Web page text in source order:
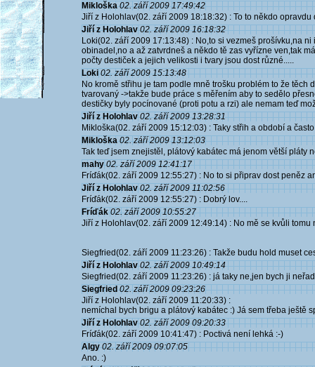
Mikloška 02. září 2009 17:49:42
Jiří z Holohlav(02. září 2009 18:18:32) : To to někdo
Jiří z Holohlav 02. září 2009 16:18:32
Loki(02. září 2009 17:13:48) : No,to si vezmeš prošívku,na
obinadel,no a až zatvrdneš a někdo tě zas vyřízne ven,tak
počty destiček a jejich velikosti i tvary jsou dost různé.....
Loki 02. září 2009 15:13:48
No kromě střihu je tam podle mně trošku problém to že těch
tvarovaný ->takže bude práce s měřením aby to sedělo
destičky byly pocínované (proti potu a rzi) ale nemam teď
Jiří z Holohlav 02. září 2009 13:28:31
Mikloška(02. září 2009 15:12:03) : Taky střih a období a
Mikloška 02. září 2009 13:12:03
Tak teď jsem znejistěl, plátový kabátec má jenom větší pláty
mahy 02. září 2009 12:41:17
Fríďák(02. září 2009 12:55:27) : No to si připrav dost peněz
Jiří z Holohlav 02. září 2009 11:02:56
Fríďák(02. září 2009 12:55:27) : Dobrý lov....
Fríďák 02. září 2009 10:55:27
Jiří z Holohlav(02. září 2009 12:49:14) : No mě se kvůli
Siegfried(02. září 2009 11:23:26) : Takže budu hold muset
Jiří z Holohlav 02. září 2009 10:49:14
Siegfried(02. září 2009 11:23:26) : já taky ne,jen bych ji
Siegfried 02. září 2009 09:23:26
Jiří z Holohlav(02. září 2009 11:20:33) :
nemíchal bych brigu a plátový kabátec :) Já sem třeba ještě
Jiří z Holohlav 02. září 2009 09:20:33
Fríďák(02. září 2009 10:41:47) : Poctivá není lehká :-)
Algy 02. září 2009 09:07:05
Ano. :)